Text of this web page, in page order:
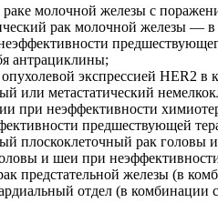
молочной железы с
рак молочной железы —
антрациклины;
экспрессией HER2
или метастатический
при неэффективности
предшествующей
плоскоклеточный рак
и шеи при
предстательной железы (в
отдел (в